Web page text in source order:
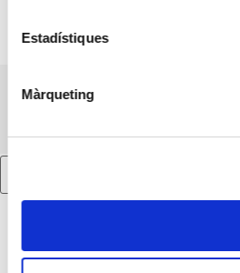
Estadístiques
Màrqueting
PRL PER A TREBALLS DE
Cercador